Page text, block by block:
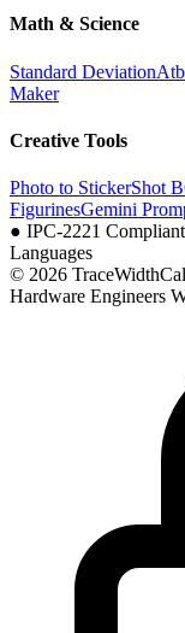
Math & Science
Standard Deviation
Maker
Creative Tools
Photo to StickerShot
FigurinesGemini
● IPC-2221 Compliant
Languages
© 2026
Hardware Engineers